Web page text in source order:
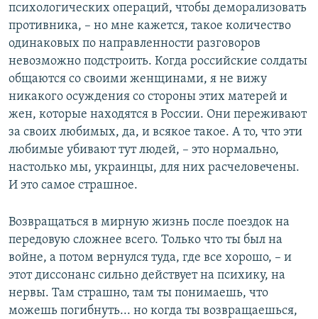
психологических операций, чтобы деморализовать
противника, – но мне кажется, такое количество
одинаковых по направленности разговоров
невозможно подстроить. Когда российские солдаты
общаются со своими женщинами, я не вижу
никакого осуждения со стороны этих матерей и
жен, которые находятся в России. Они переживают
за своих любимых, да, и всякое такое. А то, что эти
любимые убивают тут людей, – это нормально,
настолько мы, украинцы, для них расчеловечены.
И это самое страшное.
Возвращаться в мирную жизнь после поездок на
передовую сложнее всего. Только что ты был на
войне, а потом вернулся туда, где все хорошо, – и
этот диссонанс сильно действует на психику, на
нервы. Там страшно, там ты понимаешь, что
можешь погибнуть... но когда ты возвращаешься,